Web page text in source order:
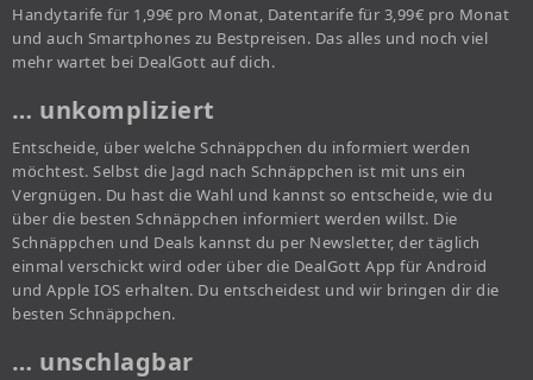
Handytarife für 1,99€ pro Monat, Datentarife für 3,99€ pro Monat
und auch Smartphones zu Bestpreisen. Das alles und noch viel
mehr wartet bei DealGott auf dich.
… unkompliziert
Entscheide, über welche Schnäppchen du informiert werden
möchtest. Selbst die Jagd nach Schnäppchen ist mit uns ein
Vergnügen. Du hast die Wahl und kannst so entscheide, wie du
über die besten Schnäppchen informiert werden willst. Die
Schnäppchen und Deals kannst du per Newsletter, der täglich
einmal verschickt wird oder über die DealGott App für Android
und Apple IOS erhalten. Du entscheidest und wir bringen dir die
besten Schnäppchen.
… unschlagbar